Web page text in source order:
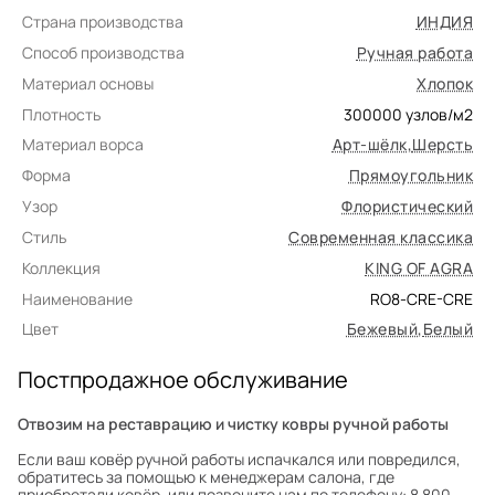
Страна производства
ИНДИЯ
Способ производства
Ручная работа
Материал основы
Хлопок
Плотность
300000 узлов/м2
Материал ворса
Арт-шёлк,Шерсть
Форма
Прямоугольник
Узор
Флористический
Стиль
Современная классика
Коллекция
KING OF AGRA
Наименование
RO8-CRE-CRE
Цвет
Бежевый,Белый
Постпродажное обслуживание
Отвозим на реставрацию и чистку ковры ручной работы
Если ваш ковёр ручной работы испачкался или повредился,
обратитесь за помощью к менеджерам салона, где